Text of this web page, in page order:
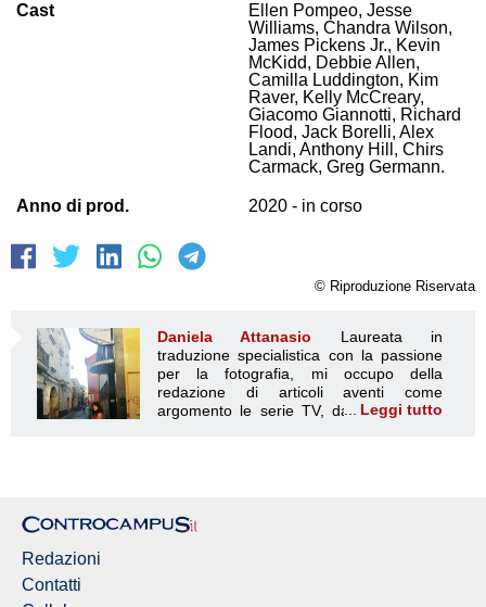
Cast
Ellen Pompeo, Jesse
Williams, Chandra Wilson,
James Pickens Jr., Kevin
McKidd, Debbie Allen,
Camilla Luddington, Kim
Raver, Kelly McCreary,
Giacomo Giannotti, Richard
Flood, Jack Borelli, Alex
Landi, Anthony Hill, Chirs
Carmack, Greg Germann.
Anno di prod. 2020 - in corso
© Riproduzione Riservata
Daniela Attanasio Laureata in
traduzione specialistica con la passione
per la fotografia, mi occupo della
redazione di articoli aventi come
argomento le serie TV, da sempre mie
migliorare le competenze linguistiche, spesso le serie TV
è quello di scorgere la bellezza ovunque si trovi, anche in
una serie TV
Leggi tutto
Redazioni
Contatti